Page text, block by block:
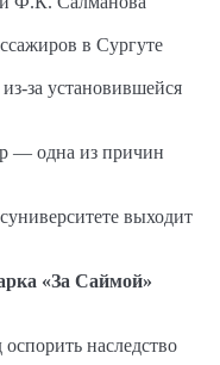
в Сургуте
за установившейся
— одна из причин
выходит
«За Саймой»
наследство